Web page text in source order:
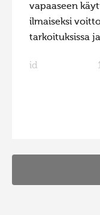
Hiite
Hiite
Hiite
vapaaseen
ilmaiseksi
tarkoituksissa
id